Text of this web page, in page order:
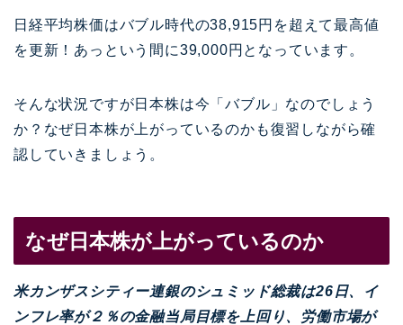
日経平均株価はバブル時代の38,915円を超えて最高値
を更新！あっという間に39,000円となっています。
そんな状況ですが日本株は今「バブル」なのでしょう
か？なぜ日本株が上がっているのかも復習しながら確
認していきましょう。
なぜ日本株が上がっているのか
米カンザスシティー連銀のシュミッド総裁は26日、イ
ンフレ率が２％の金融当局目標を上回り、労働市場が